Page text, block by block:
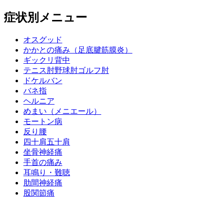
症状別メニュー
オスグッド
かかとの痛み（足底腱筋膜炎）
ギックリ背中
テニス肘野球肘ゴルフ肘
ドケルバン
バネ指
ヘルニア
めまい（メニエール）
モートン病
反り腰
四十肩五十肩
坐骨神経痛
手首の痛み
耳鳴り・難聴
肋間神経痛
股関節痛